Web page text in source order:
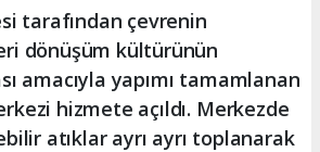
tarafından çevrenin
dönüşüm kültürünün
amacıyla yapımı tamamlanan
hizmete açıldı. Merkezde
atıklar ayrı ayrı toplanarak